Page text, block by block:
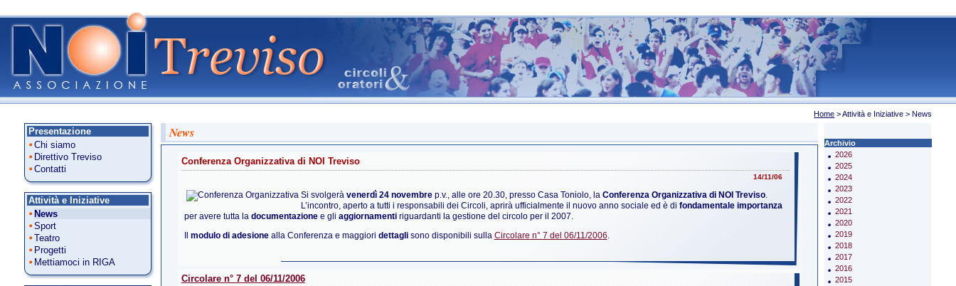
Home > Attività e Iniziative >News
Presentazione
Chi siamo
Direttivo Treviso
Contatti
Attività e Iniziative
News
Sport
Teatro
Progetti
Mettiamoci in RIGA
News
Conferenza Organizzativa di NOI Treviso
14/11/06
Si svolgerà venerdì 24 novembrep.v., alle ore 20.30, presso Casa Toniolo, la Conferenza Organizzativa di NOI Treviso.
L’incontro, aperto a tutti i responsabili dei Circoli, aprirà ufficialmente il nuovo anno sociale ed è di fondamentale importanza
per avere tutta la documentazionee gli aggiornamentiriguardanti la gestione del circolo per il 2007.
modulo di adesionealla Conferenza e maggiori dettaglisono disponibili sulla Circolare n° 7 del 06/11/2006.
Circolare n° 7 del 06/11/2006
Archivio
2026
2025
2024
2023
2022
2021
2020
2019
2018
2017
2016
2015